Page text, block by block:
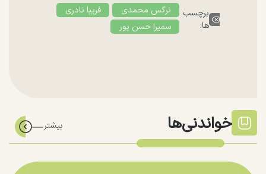
برچسب
ها:
نرگس محمدی
فریبا نادری
سمیرا حسن پور
خواندنی‌ها